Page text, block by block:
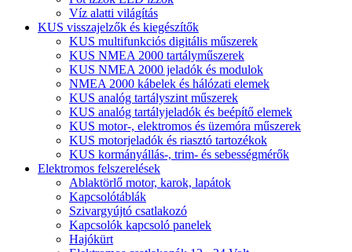
Víz alatti világítás
KUS visszajelzők és kiegészítők
KUS multifunkciós digitális műszerek
KUS NMEA 2000 tartályműszerek
KUS NMEA 2000 jeladók és modulok
NMEA 2000 kábelek és hálózati elemek
KUS analóg tartályszint műszerek
KUS analóg tartályjeladók és beépítő elemek
KUS motor-, elektromos és üzemóra műszerek
KUS motorjeladók és riasztó tartozékok
KUS kormányállás-, trim- és sebességmérők
Elektromos felszerelések
Ablaktörlő motor, karok, lapátok
Kapcsolótáblák
Szivargyújtó csatlakozó
Kapcsolók kapcsoló panelek
Hajókürt